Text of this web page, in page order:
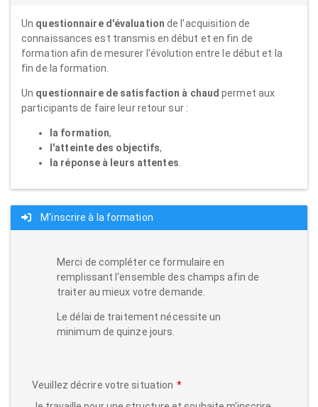
Un questionnaire d'évaluation de l'acquisition de
connaissances est transmis en début et en fin de
formation afin de mesurer l'évolution entre le début et la
fin de la formation.
Un questionnaire de satisfaction à chaud permet aux
participants de faire leur retour sur :
la formation,
l'atteinte des objectifs,
la réponse à leurs attentes
M'inscrire à la formation
Merci de compléter ce formulaire en
remplissant l'ensemble des champs afin de
traiter au mieux votre demande.
Le délai de traitement nécessite un
minimum de quinze jours.
Veuillez décrire votre situation